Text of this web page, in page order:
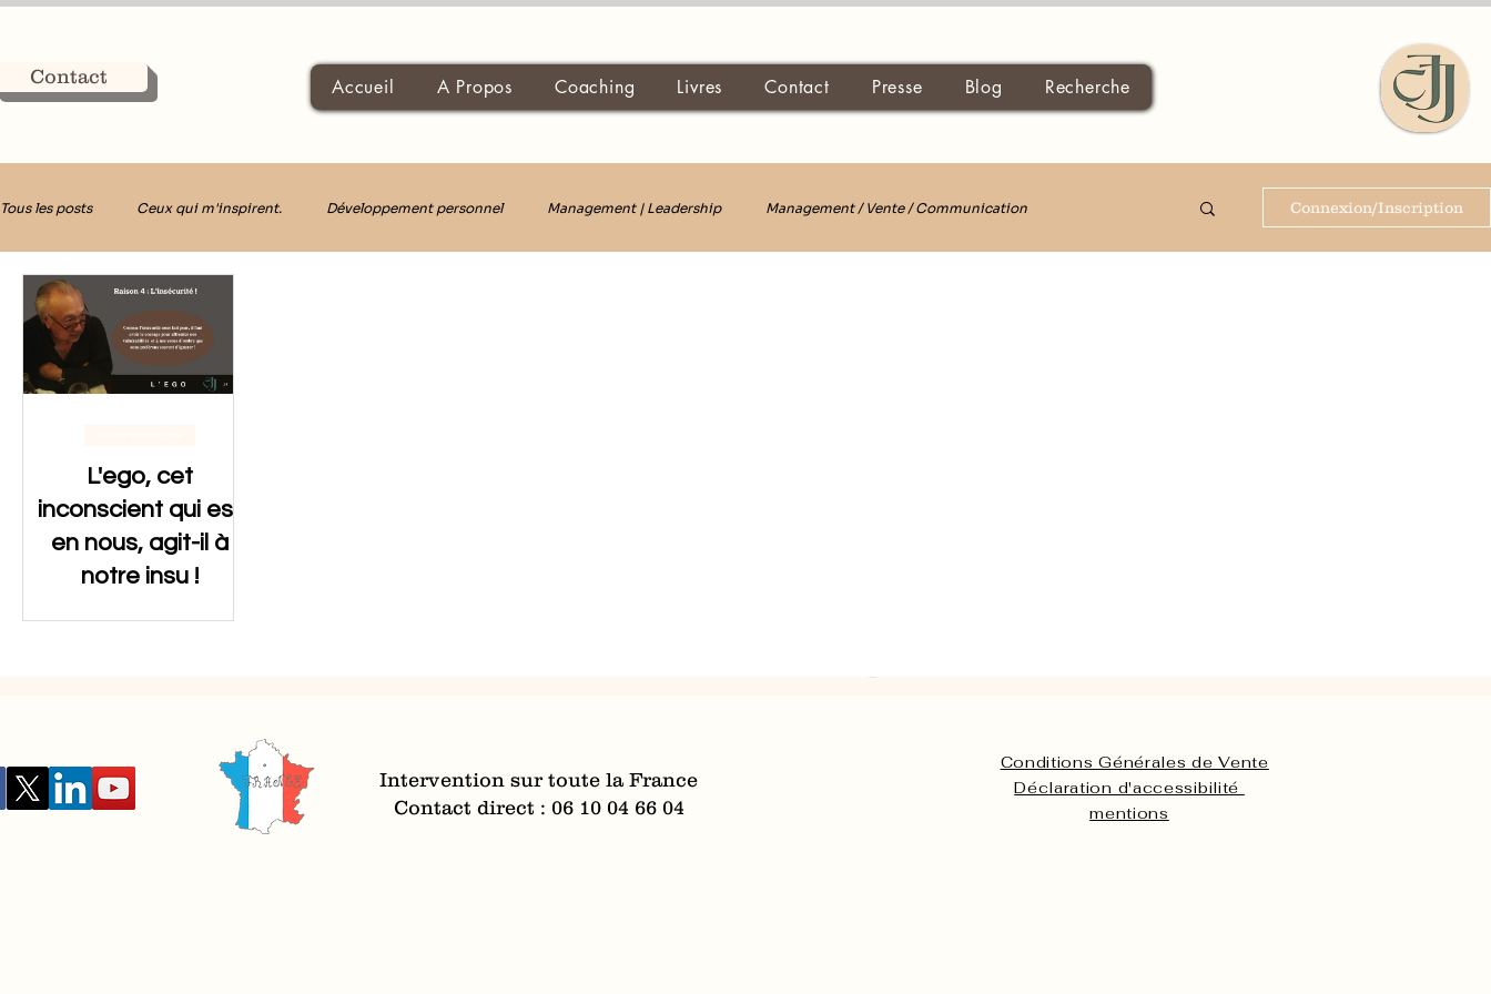
Contact Accueil A Propos Coaching Livres Contact Presse Blog Recherche
Tous les posts Ceux qui m'inspirent. Développement personnel Management | Leadership Management / Vente / Communication
Décider avec Clarté
Connexion/Inscription
L'ego, cet
inconscient qui est
en nous, agit-il à
notre insu !
Manquez-vous d'estime
Intervention sur toute la France
Contact direct : 06 10 04 66 04
Conditions Générales de Vente
Déclaration d'accessibilité
mentions